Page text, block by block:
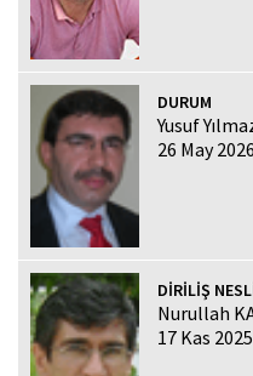
DURUM
Yusuf
26 May 2026
DİRİLİŞ
Nurullah
17 Kas 2025